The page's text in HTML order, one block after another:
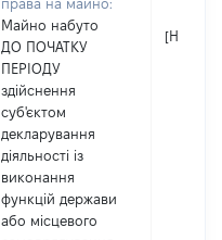
права на майно:
Майно набуто
ДО ПОЧАТКУ
ПЕРІОДУ
здійснення
суб'єктом
декларування
діяльності із
виконання
функцій держави
або місцевого
[Не